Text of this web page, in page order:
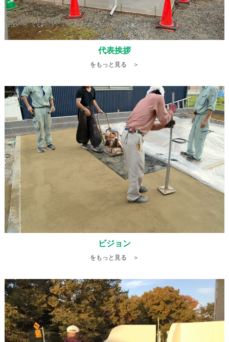
代表挨拶
をもっと見る ＞
ビジョン
をもっと見る ＞